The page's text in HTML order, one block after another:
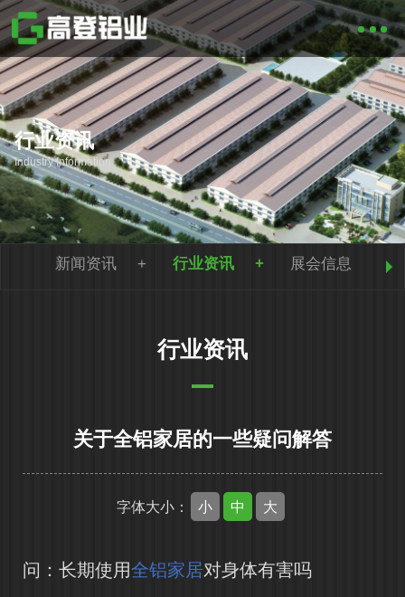
行业资讯
Industry Information
新闻资讯 行业资讯 展会信息
行业资讯
关于全铝家居的一些疑问解答
字体大小： 小 中 大
问：长期使用全铝家居对身体有害吗